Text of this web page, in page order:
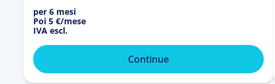
per 6 mesi
Poi 5 €/mese
IVA escl.
Continue